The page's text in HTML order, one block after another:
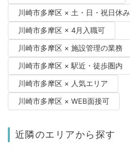
川崎市多摩区 × 土・日・祝日休み
川崎市多摩区 × 4月入職可
川崎市多摩区 × 施設管理の業務
川崎市多摩区 × 駅近・徒歩圏内
川崎市多摩区 × 人気エリア
川崎市多摩区 × WEB面接可
近隣のエリアから探す